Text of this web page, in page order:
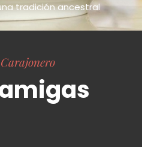
tradición ancestral